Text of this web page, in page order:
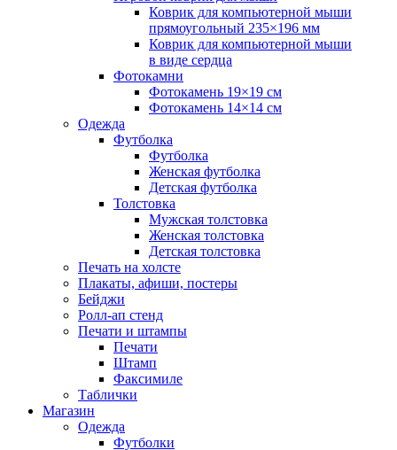
Коврик для компьютерной мыши
прямоугольный 235×196 мм
Коврик для компьютерной мыши
в виде сердца
Фотокамни
Фотокамень 19×19 см
Фотокамень 14×14 см
Одежда
Футболка
Футболка
Женская футболка
Детская футболка
Толстовка
Мужская толстовка
Женская толстовка
Детская толстовка
Печать на холсте
Плакаты, афиши, постеры
Бейджи
Ролл-ап стенд
Печати и штампы
Печати
Штамп
Факсимиле
Таблички
Магазин
Одежда
Футболки